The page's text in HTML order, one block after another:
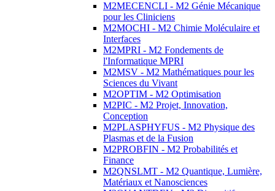
M2MECENCLI - M2 Génie Mécanique
pour les Cliniciens
M2MOCHI - M2 Chimie Moléculaire et
Interfaces
M2MPRI - M2 Fondements de
l'Informatique MPRI
M2MSV - M2 Mathématiques pour les
Sciences du Vivant
M2OPTIM - M2 Optimisation
M2PIC - M2 Projet, Innovation,
Conception
M2PLASPHYFUS - M2 Physique des
Plasmas et de la Fusion
M2PROBFIN - M2 Probabilités et
Finance
M2QNSLMT - M2 Quantique, Lumière,
Matériaux et Nanosciences